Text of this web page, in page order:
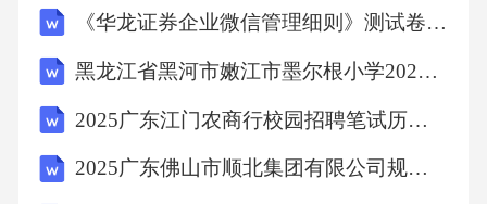
A:客户需求B:高管任期C:年龄结构D:社会价值观
答案:年龄结构企业宏观环境中的技术环境主要
是指，包括（）。
《华龙证券企业微信管理细则》测试卷及答案
黑龙江省黑河市嫩江市墨尔根小学2025届数学四下期末质量检测模拟试题含解析
2025广东江门农商行校园招聘笔试历年典型考题及考点剖析附带答案详解
2025广东佛山市顺北集团有限公司规划岗招聘1人笔试历年备考题库附带答案详解